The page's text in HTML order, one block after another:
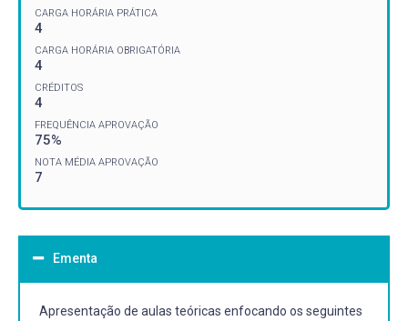
CARGA HORÁRIA PRÁTICA
4
CARGA HORÁRIA OBRIGATÓRIA
4
CRÉDITOS
4
FREQUÊNCIA APROVAÇÃO
75%
NOTA MÉDIA APROVAÇÃO
7
Ementa
Apresentação de aulas teóricas enfocando os seguintes